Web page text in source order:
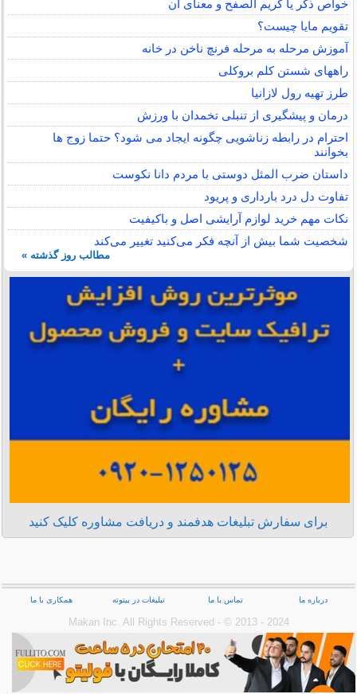
خواص ذکر یا کریم الصفح و معنای آن
تقویم مایا چیست؟
آموزش مرحله به مرحله فرنچ ناخن در خانه
راههای شستن کلم بروکلی
طرز تهیه رول لازانیا
درمان و پیشگیری از تنبلی تخمدان با ورزش
احترام در رابطه زناشویی چگونه ایجاد می شود؟ حتما زوج ها
بخوانند
داستان ضرب المثل دوستی با مردم دانا نكوست
تفاوت دل درد بارداری و پریود
نکات مهم خرید لوازم آرایشی اصل و باکیفیت
شخصیت شما بیش از آنچه فکر می‌کنید تغییر می‌کند
مطالب روز گذشته »
برای سفارش تبلیغات هدفمند و دریافت مشاوره کلیک کنید
درباره ما تماس با ما تبلیغات در بیتوته همکاری با ما
Makan Inc.‎ All Rights Reserved - © 2013 - 2024